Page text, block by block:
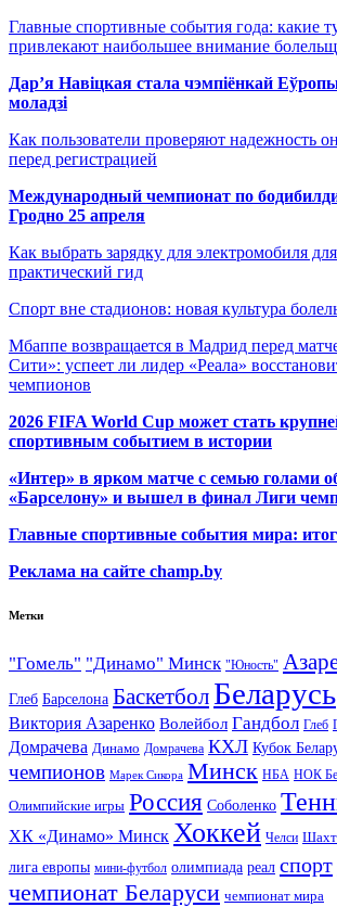
Главные спортивные события года: какие
привлекают наибольшее внимание
Дар’я Навіцкая стала чэмпіёнкай
моладзі
Как пользователи проверяют надежность
перед регистрацией
Международный чемпионат по
Гродно 25 апреля
Как выбрать зарядку для электромобиля
практический гид
Спорт вне стадионов: новая культура
Мбаппе возвращается в Мадрид перед
Сити»: успеет ли лидер «Реала»
чемпионов
2026 FIFA World Cup может стать
спортивным событием в истории
«Интер» в ярком матче с семью голами
«Барселону» и вышел в финал Лиги
Главные спортивные события мира:
Реклама на сайте champ.by
Метки
"Гомель" "Динамо" Минск "Юность"
Глеб Барселона Баскетбол Беларусь
Виктория Азаренко Волейбол Гандбол Глеб
Домрачева Динамо Домрачева КХЛ Кубок
чемпионов Марек Сикора Минск НБА НОК
Олимпийские игры Россия Соболенко
ХК «Динамо» Минск Хоккей Челси
лига европы мини-футбол олимпиада реал спорт
чемпионат Беларуси чемпионат мира